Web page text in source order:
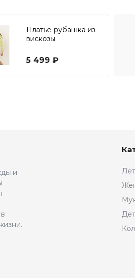
Платье-рубашка из
вискозы
5 499 ₽
и